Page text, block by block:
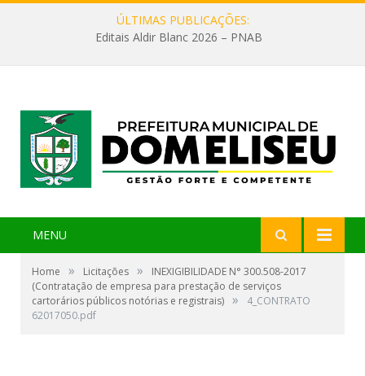
ÚLTIMAS PUBLICAÇÕES:
Editais Aldir Blanc 2026 – PNAB
MENU
Home » Licitações »
INEXIGIBILIDADE N° 300.508-2017
(Contratação de empresa para prestação de serviços
cartorários públicos notórias e registrais) »
4_CONTRATO
62017050.pdf